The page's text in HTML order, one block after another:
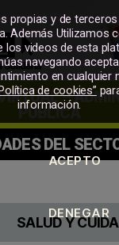
–
PUBLICA
DEL
SALUD Y
propias y de
Además Utilizamos
los videos de esta
navegando
en cualquier
de cookies”
información.